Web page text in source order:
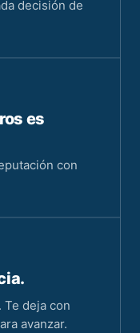
decisión de
es
con
Te deja con
avanzar.